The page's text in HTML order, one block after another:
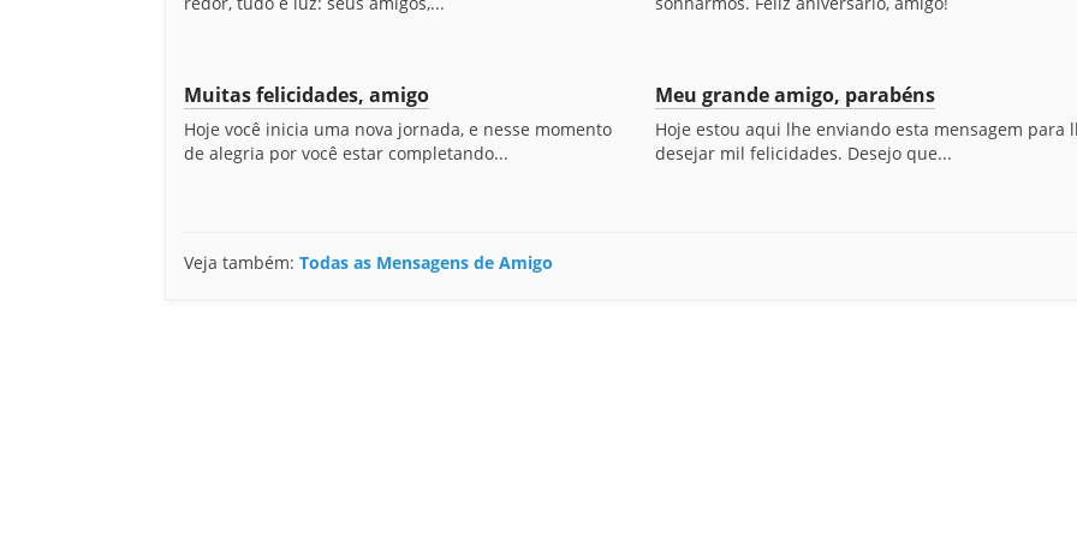
Muitas felicidades, amigo
Hoje você inicia uma nova jornada, e nesse momento
de alegria por você estar completando...
Meu grande amigo, parabéns
Hoje estou aqui lhe enviando esta mensagem para
desejar mil felicidades. Desejo que...
Veja também: Todas as Mensagens de Amigo